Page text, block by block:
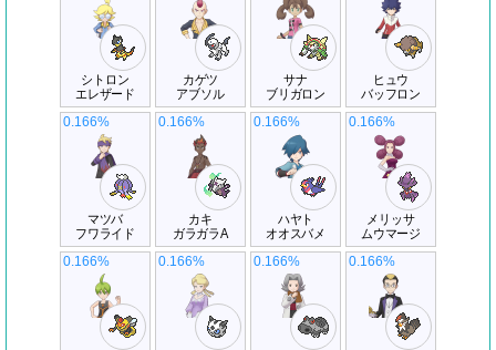
シトロン
エレザード
カゲツ
アブソル
サナ
ブリガロン
ヒュウ
バッフロン
マツバ
フワライド
0.166%
カキ
ガラガラA
0.166%
ハヤト
オオスバメ
0.166%
メリッサ
ムウマージ
0.166%
0.166% 0.166% 0.166% 0.166%